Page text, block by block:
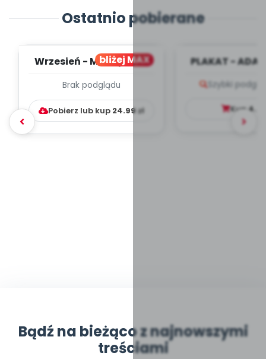
Ostatnio pobierane
bliżej MAX
Wrzesień - MIESIĘCZNY
WYCHOWAWCZO –
DYDAKTYC...
Brak podglądu
Pobierz lub kup 24.99zł
PLAKAT -
Szybki
Kup
Bądź na bieżąco z najnowszymi
treściami